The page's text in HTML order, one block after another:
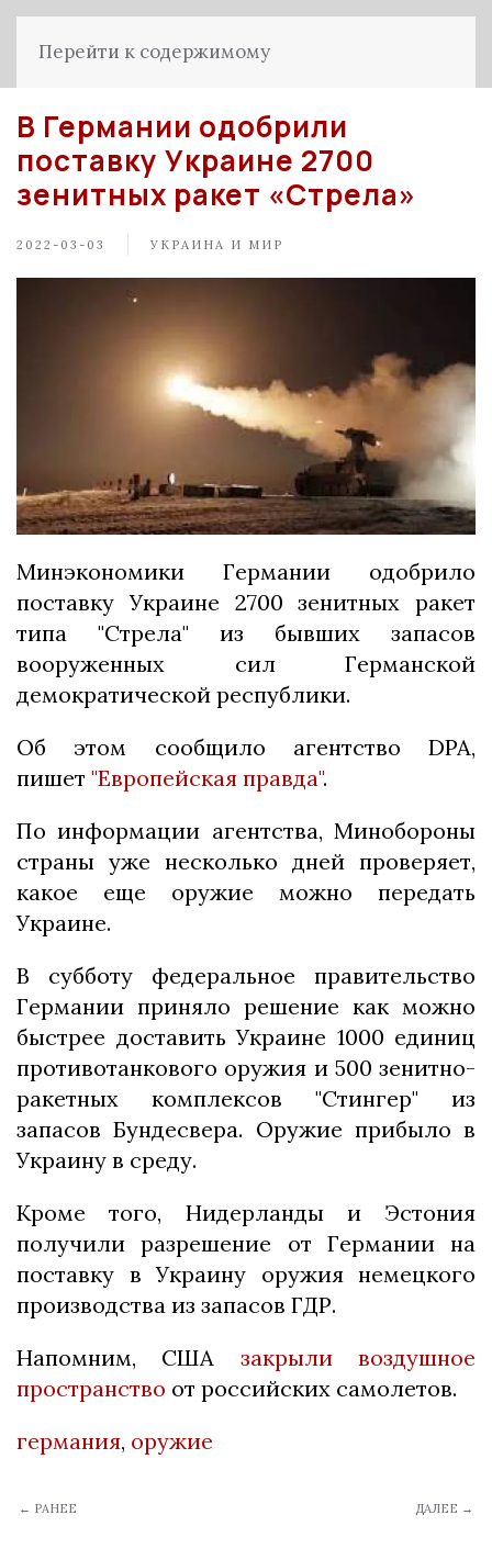
Перейти к содержимому
В Германии одобрили
поставку Украине 2700
зенитных ракет «Стрела»
2022-03-03 УКРАИНА И МИР
Минэкономики Германии одобрило
поставку Украине 2700 зенитных ракет
типа "Стрела" из бывших запасов
вооруженных сил Германской
демократической республики.
Об этом сообщило агентство DPA,
пишет "Европейская правда".
По информации агентства, Минобороны
страны уже несколько дней проверяет,
какое еще оружие можно передать
Украине.
В субботу федеральное правительство
Германии приняло решение как можно
быстрее доставить Украине 1000 единиц
противотанкового оружия и 500 зенитно-
ракетных комплексов "Стингер" из
запасов Бундесвера. Оружие прибыло в
Украину в среду.
Кроме того, Нидерланды и Эстония
получили разрешение от Германии на
поставку в Украину оружия немецкого
производства из запасов ГДР.
Напомним, США закрыли воздушное
пространство от российских самолетов.
германия, оружие
← РАНЕЕ ДАЛЕЕ →